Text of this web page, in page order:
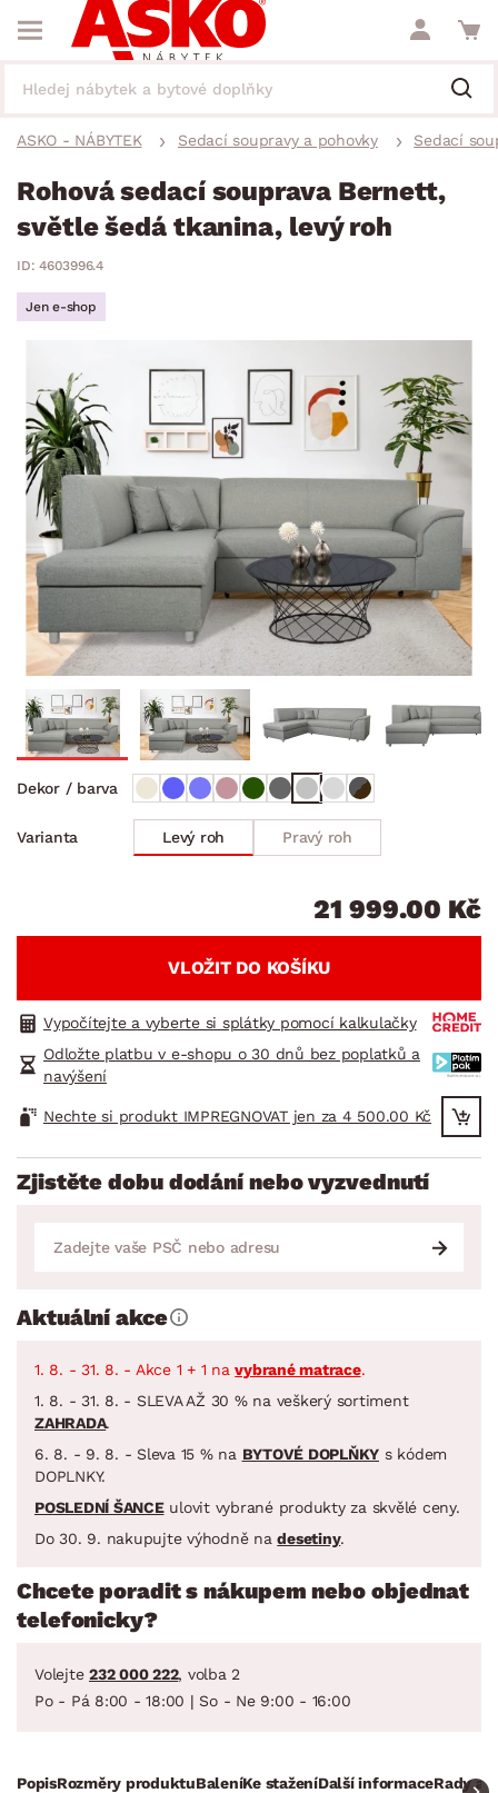
ASKO - NÁBYTEK Sedací soupravy a pohovky Sedací
Rohová sedací souprava Bernett,
světle šedá tkanina, levý roh
ID: 4603996.4
Jen e-shop
Dekor / barva
Varianta Levý roh Pravý roh
21 999.00 Kč
VLOŽIT DO KOŠÍKU
Vypočítejte a vyberte si splátky pomocí kalkulačky
Odložte platbu v e-shopu o 30 dnů bez poplatků a
navýšení
Nechte si produkt IMPREGNOVAT jen za 4 500.00 Kč
Zjistěte dobu dodání nebo vyzvednutí
Aktuální akce
1. 8. - 31. 8. - Akce 1 + 1 navybrané matrace.
1. 8. - 31. 8. - SLEVA AŽ 30 % na veškerý sortiment
ZAHRADA.
6. 8. - 9. 8. - Sleva 15 % na BYTOVÉ DOPLŇKY s kódem
DOPLNKY.
POSLEDNÍ ŠANCEulovit vybrané produkty za skvělé ceny.
Do 30. 9. nakupujte výhodně nadesetiny.
Chcete poradit s nákupem nebo objednat
telefonicky?
Volejte 232 000 222, volba 2
Po - Pá 8:00 - 18:00 | So - Ne 9:00 - 16:00
PopisRozměry produktuBaleníKe staženíDalší informaceRady a